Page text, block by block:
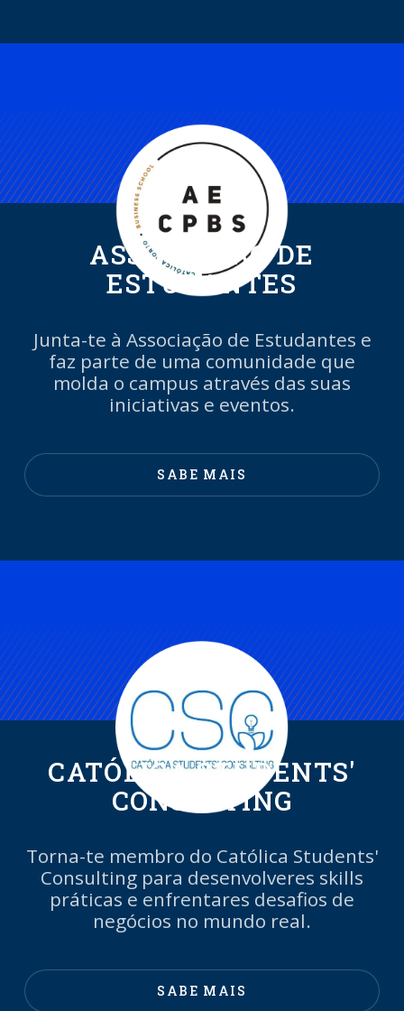
ASSOCIAÇÃO DE
ESTUDANTES
Junta-te à Associação de Estudantes e
faz parte de uma comunidade que
molda o campus através das suas
iniciativas e eventos.
SABE MAIS
CATÓLICA STUDENTS'
CONSULTING
Torna-te membro do Católica Students'
Consulting para desenvolveres skills
práticas e enfrentares desafios de
negócios no mundo real.
SABE MAIS